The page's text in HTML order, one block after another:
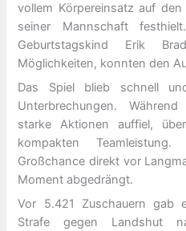
vollem Körpereinsatz auf
seiner Mannschaft
Geburtstagskind Erik
Möglichkeiten, konnten den
Das Spiel blieb schnell
Unterbrechungen.
starke Aktionen auffiel,
kompakten
Großchance direkt vor
Moment abgedrängt.
Vor 5.421 Zuschauern gab
Strafe gegen Landshut